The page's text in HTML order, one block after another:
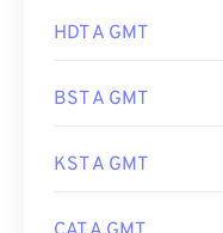
HDT A GMT
BST A GMT
KST A GMT